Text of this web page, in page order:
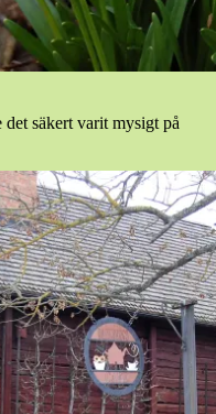
det säkert varit mysigt på